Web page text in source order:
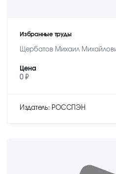
Избранные труды
Щербатов Михаил
Цена
0 ₽
Издатель: РОССПЭН